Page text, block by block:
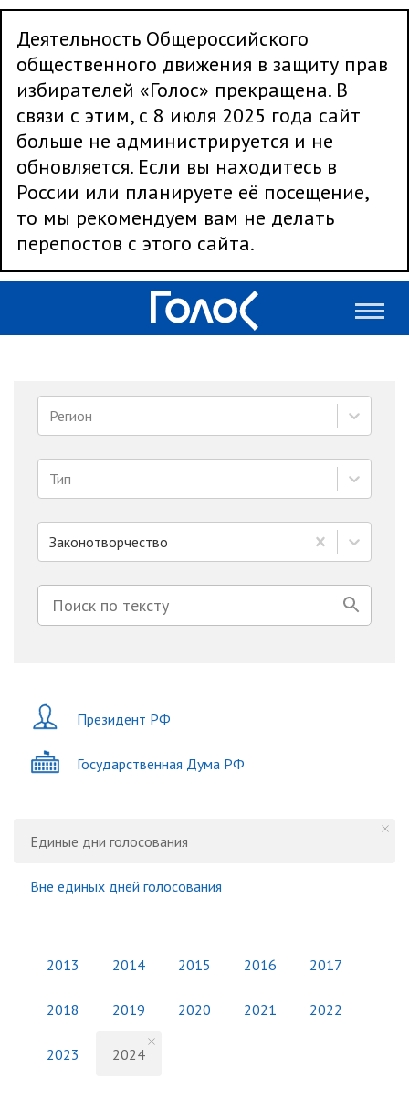
Деятельность Общероссийского
общественного движения в защиту прав
избирателей «Голос» прекращена. В
связи с этим, с 8 июля 2025 года сайт
больше не администрируется и не
обновляется. Если вы находитесь в
России или планируете её посещение,
то мы рекомендуем вам не делать
перепостов с этого сайта.
Регион
Тип
Законотворчество
Президент РФ
Государственная Дума РФ
Единые дни голосования
Вне единых дней голосования
2013 2014 2015 2016 2017
2018 2019 2020 2021 2022
2023 2024